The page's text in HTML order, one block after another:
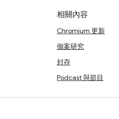
相關內容
Chromium 更新
個案研究
封存
Podcast 與節目